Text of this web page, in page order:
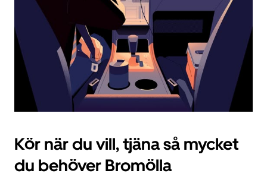
kalendern.
Kör när du vill, tjäna så mycket
du behöver Bromölla